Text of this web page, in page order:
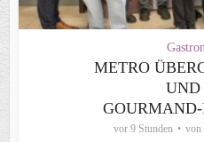
METRO
UND
vor 9 Stunden von